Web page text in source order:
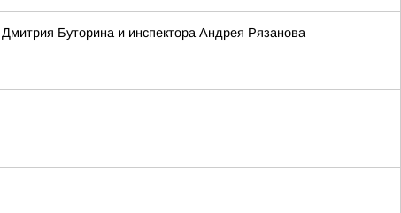
Буторина и инспектора Андрея Рязанова